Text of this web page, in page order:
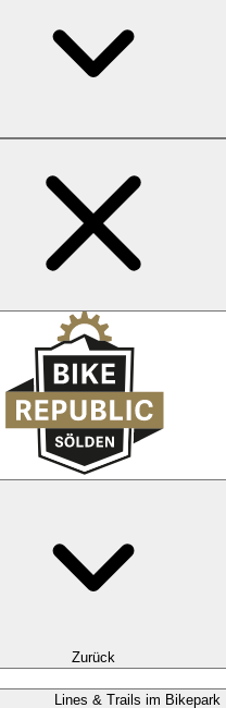
Zurück
Lines & Trails im Bikepark